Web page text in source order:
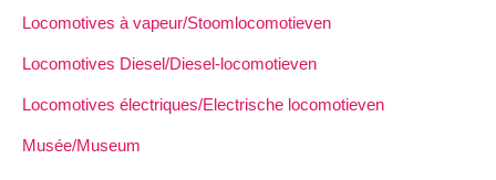
Locomotives à vapeur/Stoomlocomotieven
Locomotives Diesel/Diesel-locomotieven
Locomotives électriques/Electrische locomotieven
Musée/Museum